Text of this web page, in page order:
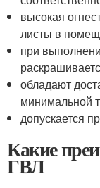
высокая
листы в
при
обладают
минимальной
допускается
Какие
ГВЛ